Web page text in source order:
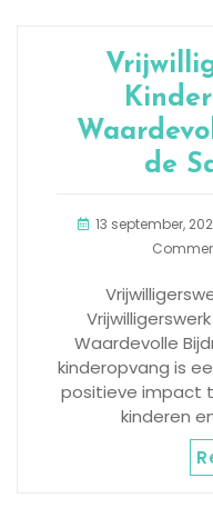
de
13 september,
Waardevolle
kinderopvang is
positieve impact
kinderen